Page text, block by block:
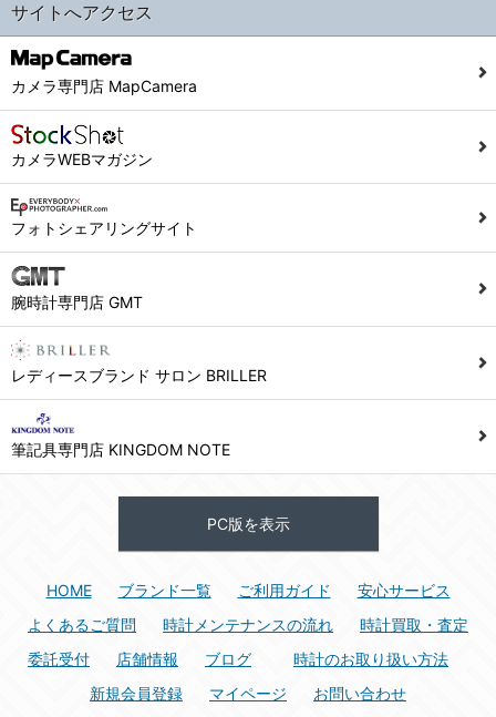
サイトへアクセス
カメラ専門店 MapCamera
カメラWEBマガジン
フォトシェアリングサイト
腕時計専門店 GMT
レディースブランド サロン BRILLER
筆記具専門店 KINGDOM NOTE
PC版を表示
HOME ブランド一覧 ご利用ガイド
安心サービス
よくあるご質問
時計メンテナンスの流れ
時計買取・査定
委託受付
店舗情報 ブログ
時計のお取り扱い方法
新規会員登録
マイページ お問い合わせ